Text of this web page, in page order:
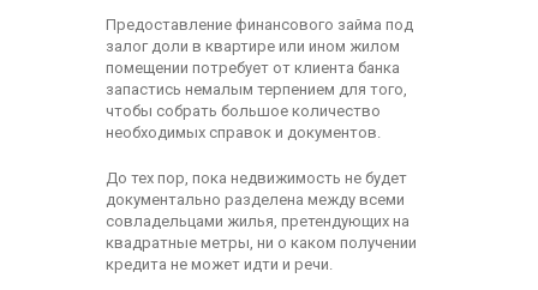
Предоставление финансового займа под
залог доли в квартире или ином жилом
помещении потребует от клиента банка
запастись немалым терпением для того,
чтобы собрать большое количество
необходимых справок и документов.
До тех пор, пока недвижимость не будет
документально разделена между всеми
совладельцами жилья, претендующих на
квадратные метры, ни о каком получении
кредита не может идти и речи.